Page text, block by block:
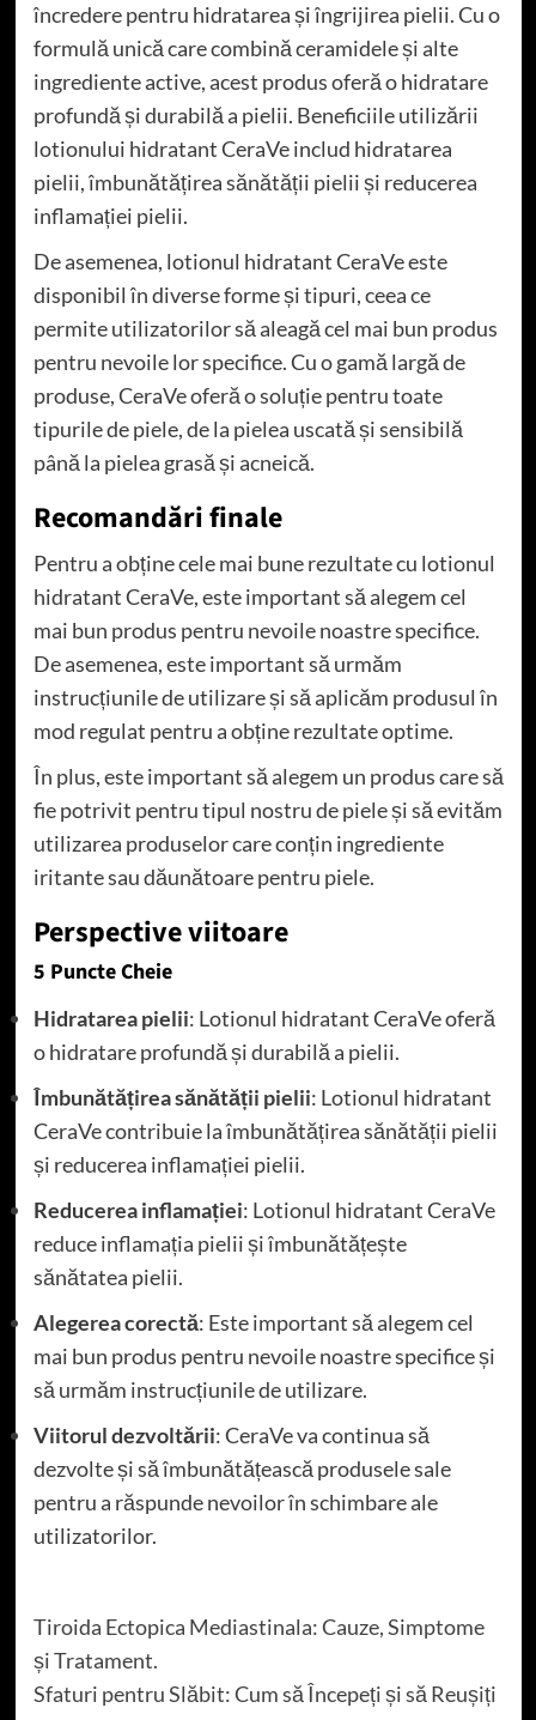
încredere pentru hidratarea și îngrijirea pielii. Cu o
formulă unică care combină ceramidele și alte
ingrediente active, acest produs oferă o hidratare
profundă și durabilă a pielii. Beneficiile utilizării
lotionului hidratant CeraVe includ hidratarea
pielii, îmbunătățirea sănătății pielii și reducerea
inflamației pielii.
De asemenea, lotionul hidratant CeraVe este
disponibil în diverse forme și tipuri, ceea ce
permite utilizatorilor să aleagă cel mai bun produs
pentru nevoile lor specifice. Cu o gamă largă de
produse, CeraVe oferă o soluție pentru toate
tipurile de piele, de la pielea uscată și sensibilă
până la pielea grasă și acneică.
Recomandări finale
Pentru a obține cele mai bune rezultate cu lotionul
hidratant CeraVe, este important să alegem cel
mai bun produs pentru nevoile noastre specifice.
De asemenea, este important să urmăm
instrucțiunile de utilizare și să aplicăm produsul în
mod regulat pentru a obține rezultate optime.
În plus, este important să alegem un produs care să
fie potrivit pentru tipul nostru de piele și să evităm
utilizarea produselor care conțin ingrediente
iritante sau dăunătoare pentru piele.
Perspective viitoare
5 Puncte Cheie
Hidratarea pielii: Lotionul hidratant CeraVe oferă
o hidratare profundă și durabilă a pielii.
Îmbunătățirea sănătății pielii: Lotionul hidratant
CeraVe contribuie la îmbunătățirea sănătății pielii
și reducerea inflamației pielii.
Reducerea inflamației: Lotionul hidratant CeraVe
reduce inflamația pielii și îmbunătățește
sănătatea pielii.
Alegerea corectă: Este important să alegem cel
mai bun produs pentru nevoile noastre specifice și
să urmăm instrucțiunile de utilizare.
Viitorul dezvoltării: CeraVe va continua să
dezvolte și să îmbunătățească produsele sale
pentru a răspunde nevoilor în schimbare ale
utilizatorilor.
Tiroida Ectopica Mediastinala: Cauze, Simptome
și Tratament.
Sfaturi pentru Slăbit: Cum să Începeți și să Reușiți